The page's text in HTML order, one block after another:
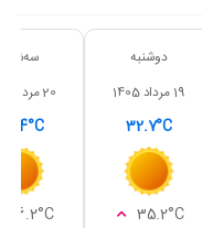
دوشنبه
19 مرداد 1405
32.7°C
35.2°C
20 مرداد 1405
36.2°C